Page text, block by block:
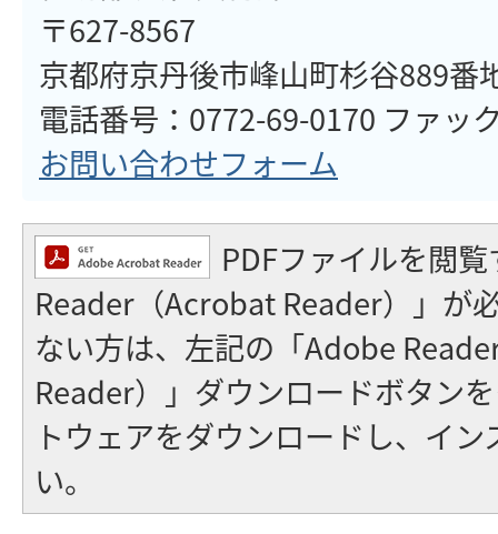
〒627-8567
京都府京丹後市峰山町杉谷889番
電話番号：0772-69-0170 ファッ
お問い合わせフォーム
PDFファイルを閲
Reader（Acrobat Reader）」が
ない方は、左記の「Adobe
Reader）」ダウンロードボタン
トウェアをダウンロードし、イ
い。